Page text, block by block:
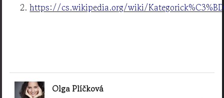
https://cs.wikipedia.org/wiki/
Olga Plíčková